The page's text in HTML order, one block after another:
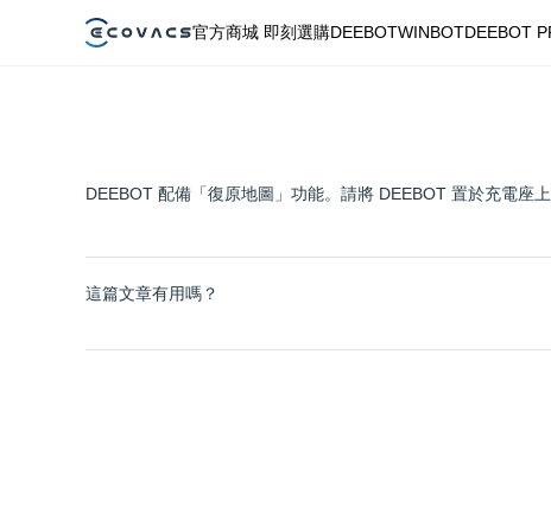
官方商城 即刻選購DEEBOTWINBOTDEEBOT
DEEBOT 配備「復原地圖」功能。請將 DEEBOT 置於充電座
這篇文章有用嗎？